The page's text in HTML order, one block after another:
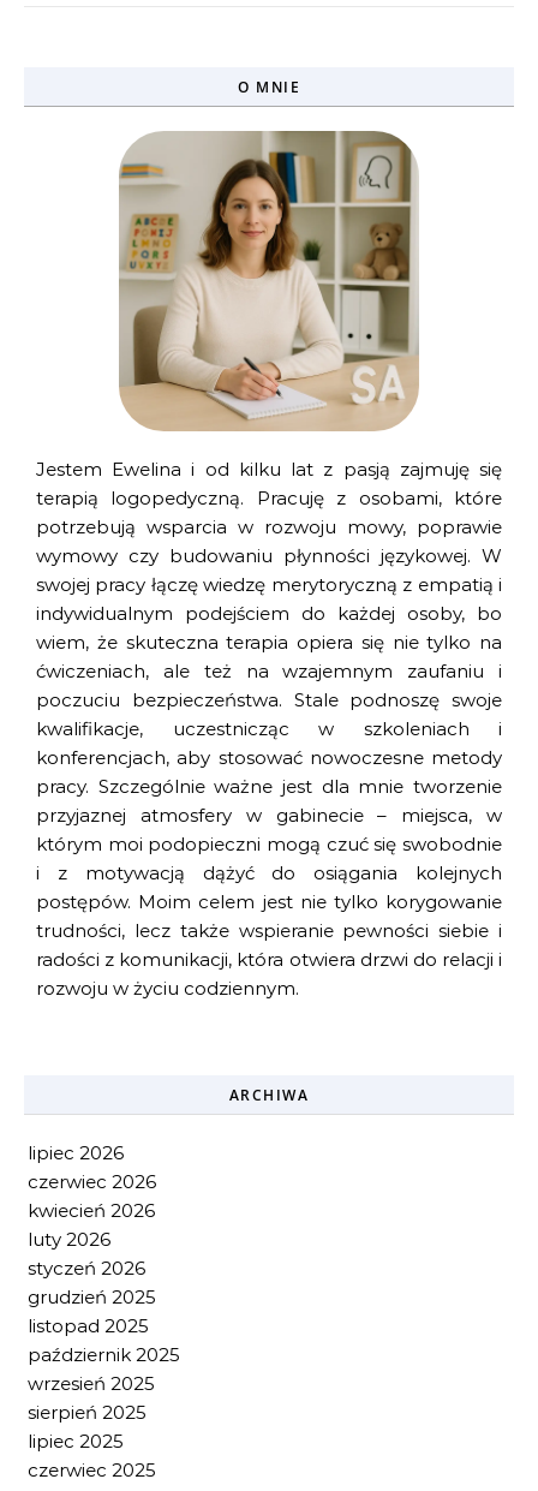
O MNIE
Jestem Ewelina i od kilku lat z pasją zajmuję się
terapią logopedyczną. Pracuję z osobami, które
potrzebują wsparcia w rozwoju mowy, poprawie
wymowy czy budowaniu płynności językowej. W
swojej pracy łączę wiedzę merytoryczną z empatią i
indywidualnym podejściem do każdej osoby, bo
wiem, że skuteczna terapia opiera się nie tylko na
ćwiczeniach, ale też na wzajemnym zaufaniu i
poczuciu bezpieczeństwa. Stale podnoszę swoje
kwalifikacje, uczestnicząc w szkoleniach i
konferencjach, aby stosować nowoczesne metody
pracy. Szczególnie ważne jest dla mnie tworzenie
przyjaznej atmosfery w gabinecie – miejsca, w
którym moi podopieczni mogą czuć się swobodnie
i z motywacją dążyć do osiągania kolejnych
postępów. Moim celem jest nie tylko korygowanie
trudności, lecz także wspieranie pewności siebie i
radości z komunikacji, która otwiera drzwi do relacji i
rozwoju w życiu codziennym.
ARCHIWA
lipiec 2026
czerwiec 2026
kwiecień 2026
luty 2026
styczeń 2026
grudzień 2025
listopad 2025
październik 2025
wrzesień 2025
sierpień 2025
lipiec 2025
czerwiec 2025